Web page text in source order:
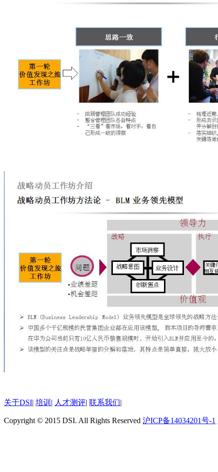
关于DSI| 培训 | 人才测评| 联系我们|
Copyright © 2015 DSI. All Rights Reserved 沪ICP备14034201号-1